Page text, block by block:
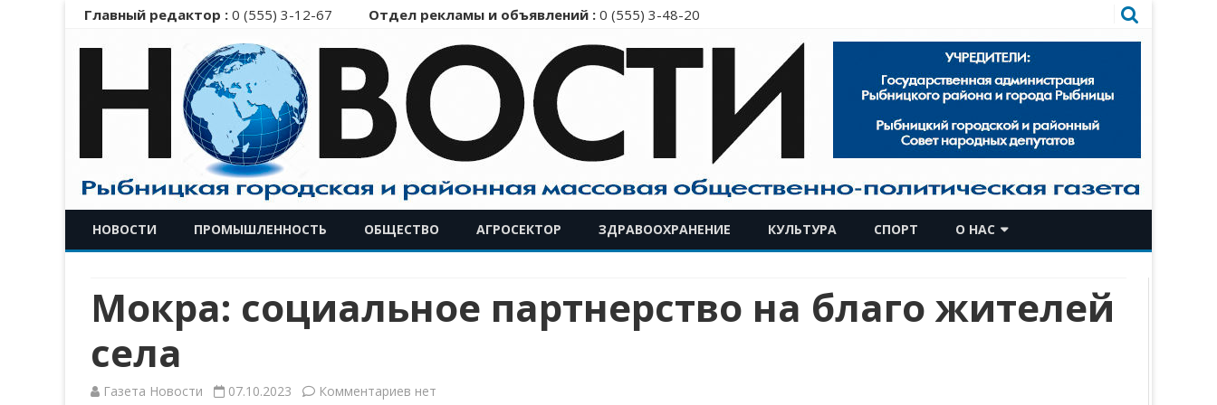
Главный редактор : 0 (555) 3-12-67 Отдел рекламы и объявлений : 0 (555) 3-48-20
к
содержимому
НОВОСТИ ПРОМЫШЛЕННОСТЬ ОБЩЕСТВО АГРОСЕКТОР ЗДРАВООХРАНЕНИЕ КУЛЬТУРА СПОРТ О НАС
ИСТОРИЧЕСКАЯ СПРАВКА
Мокра: социальное партнерство на благо жителей
села
Газета Новости 07.10.2023 Комментариев кнет